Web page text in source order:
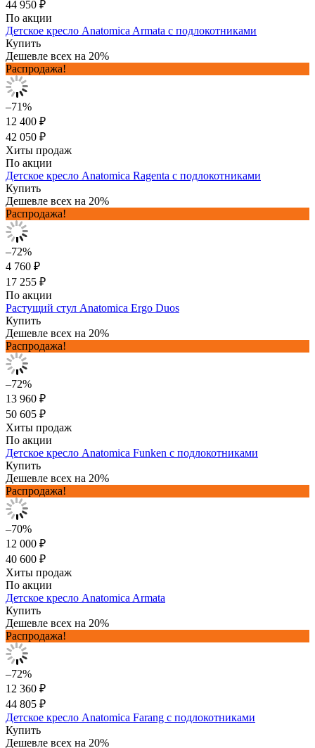
44 950 ₽
По акции
Детское кресло Anatomica Armata с подлокотниками
Купить
Дешевле всех на 20%
Распродажа!
–71%
12 400 ₽
42 050 ₽
Хиты продаж
По акции
Детское кресло Anatomica Ragenta с подлокотниками
Купить
Дешевле всех на 20%
Распродажа!
–72%
4 760 ₽
17 255 ₽
По акции
Растущий стул Anatomica Ergo Duos
Купить
Дешевле всех на 20%
Распродажа!
–72%
13 960 ₽
50 605 ₽
Хиты продаж
По акции
Детское кресло Anatomica Funken с подлокотниками
Купить
Дешевле всех на 20%
Распродажа!
–70%
12 000 ₽
40 600 ₽
Хиты продаж
По акции
Детское кресло Anatomica Armata
Купить
Дешевле всех на 20%
Распродажа!
–72%
12 360 ₽
44 805 ₽
Детское кресло Anatomica Farang с подлокотниками
Купить
Дешевле всех на 20%